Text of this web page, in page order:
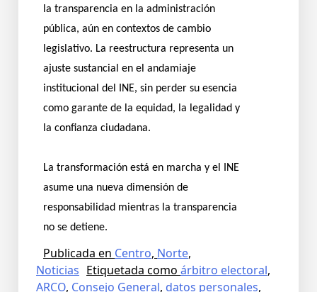
la transparencia en la administración
pública, aún en contextos de cambio
legislativo. La reestructura representa un
ajuste sustancial en el andamiaje
institucional del INE, sin perder su esencia
como garante de la equidad, la legalidad y
la confianza ciudadana.
La transformación está en marcha y el INE
asume una nueva dimensión de
responsabilidad mientras la transparencia
no se detiene.
Publicada en Centro, Norte,
Noticias Etiquetada como árbitro electoral,
ARCO, Consejo General, datos personales,